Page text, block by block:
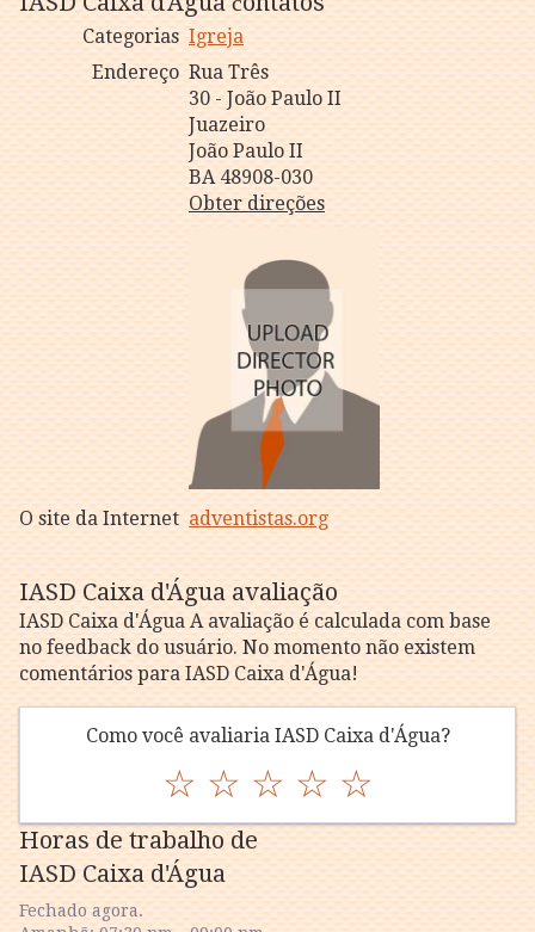
Categorias Igreja
Endereço Rua Três
30 - João Paulo II
Juazeiro
João Paulo II
BA 48908-030
Obter direções
O site da Internet adventistas.org
IASD Caixa d'Água avaliação
IASD Caixa d'Água A avaliação é calculada com base
no feedback do usuário. No momento não existem
comentários para IASD Caixa d'Água!
Como você avaliaria IASD Caixa d'Água?
☆ ☆ ☆ ☆ ☆
Horas de trabalho de
IASD Caixa d'Água
Fechado agora.